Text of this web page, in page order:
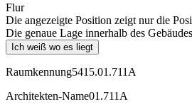
Flur
Die angezeigte Position zeigt nur die
Die genaue Lage innerhalb des
Ich weiß wo es liegt
Raumkennung5415.01.711A
Architekten-Name01.711A